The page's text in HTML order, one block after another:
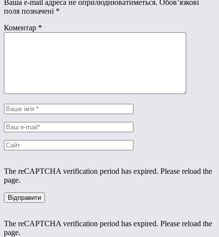
Ваша e-mail адреса не оприлюднюватиметься. Обов’язкові
поля позначені *
Коментар *
The reCAPTCHA verification period has expired. Please reload the
page.
The reCAPTCHA verification period has expired. Please reload the
page.